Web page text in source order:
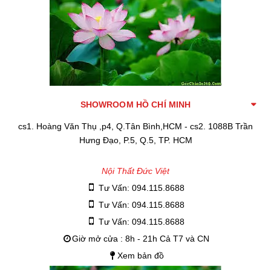
SHOWROOM HỒ CHÍ MINH
cs1. Hoàng Văn Thụ ,p4, Q.Tân Bình,HCM - cs2. 1088B Trần
Hưng Đạo, P.5, Q.5, TP. HCM
Nội Thất Đức Việt
Tư Vấn: 094.115.8688
Tư Vấn: 094.115.8688
Tư Vấn: 094.115.8688
Giờ mở cửa : 8h - 21h Cả T7 và CN
Xem bản đồ